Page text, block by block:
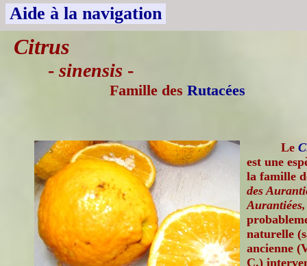
Aide à la navigation
Citrus
- sinensis -
Famille des Rutacées
Le
est une
la famille
des
naturelle
ancienne
C.)